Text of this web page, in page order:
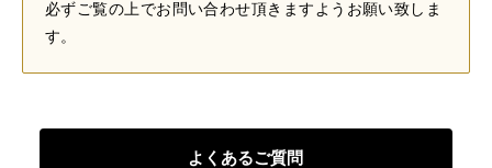
必ずご覧の上でお問い合わせ頂きますようお願い致しま
す。
よくあるご質問